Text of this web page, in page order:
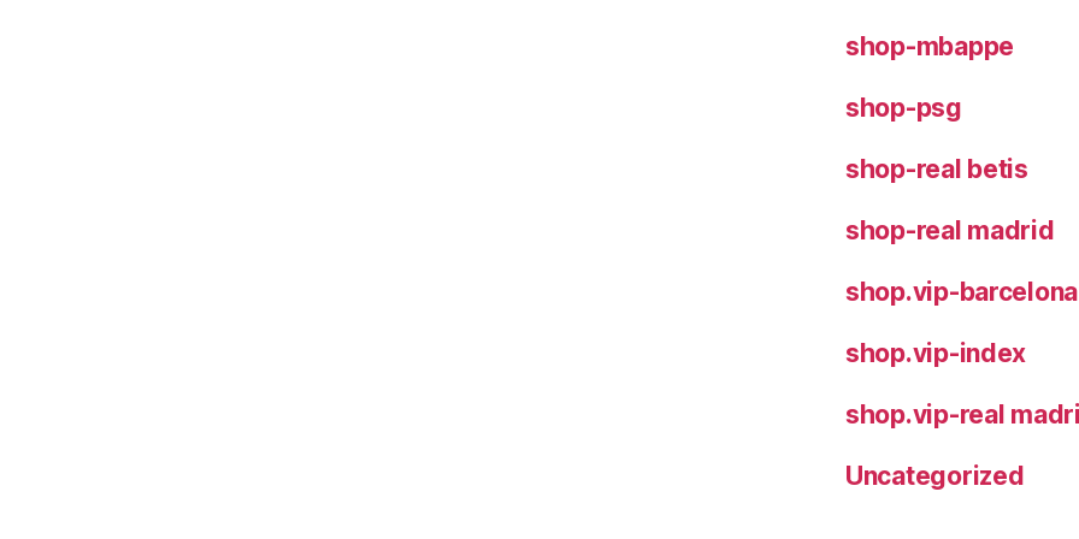
shop-mbappe
shop-psg
shop-real betis
shop-real madrid
shop.vip-barcelona
shop.vip-index
shop.vip-real
Uncategorized